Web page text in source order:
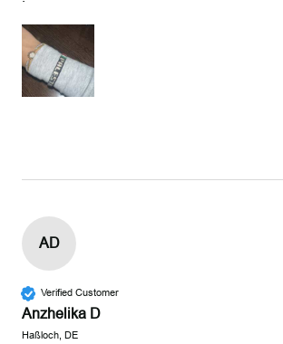
AD
Verified Customer
Anzhelika D
Haßloch, DE